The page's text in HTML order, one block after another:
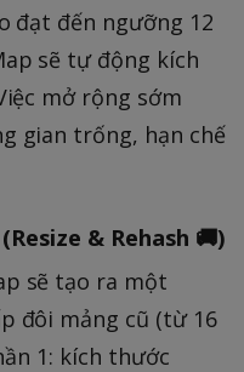
đạt đến ngưỡng 12
sẽ tự động kích
mở rộng sớm
gian trống, hạn chế
& Rehash 🚚)
sẽ tạo ra một
đôi mảng cũ (từ 16
1: kích thước